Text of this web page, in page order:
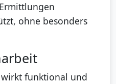
ohne besonders
funktional und